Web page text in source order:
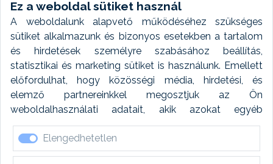
Ez a weboldal sütiket használ
A weboldalunk alapvető működéséhez szükséges
sütiket alkalmazunk és bizonyos esetekben a tartalom
és hirdetések személyre szabásához beállítás,
statisztikai és marketing sütiket is használunk. Emellett
előfordulhat, hogy közösségi média, hirdetési, és
elemző partnereinkkel megosztjuk az Ön
weboldalhasználati adatait, akik azokat egyéb
forrásokból gyűjtött adatokkal kombinálhatják. A sütik
elfogadásával kapcsolatosan naplózást végzünk és
ezen adatokat 6 hónap után automatikusan töröljük. A
Elengedhetetlen
Fényképtár extra modul
Autómosó modul
Feladatütemezés